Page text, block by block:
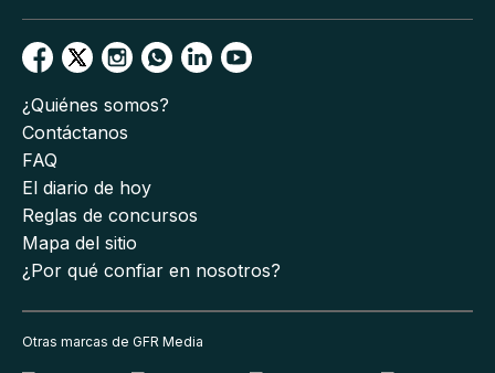
¿Quiénes somos?
Contáctanos
FAQ
El diario de hoy
Reglas de concursos
Mapa del sitio
¿Por qué confiar en nosotros?
Otras marcas de GFR Media